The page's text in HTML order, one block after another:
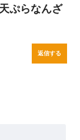
ぷらなんざ
返信する